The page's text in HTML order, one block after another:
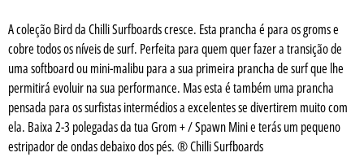
A coleção Bird da Chilli Surfboards cresce. Esta prancha é para os groms e
cobre todos os níveis de surf. Perfeita para quem quer fazer a transição de
uma softboard ou mini-malibu para a sua primeira prancha de surf que lhe
permitirá evoluir na sua performance. Mas esta é também uma prancha
pensada para os surfistas intermédios a excelentes se divertirem muito com
ela. Baixa 2-3 polegadas da tua Grom + / Spawn Mini e terás um pequeno
estripador de ondas debaixo dos pés. ® Chilli Surfboards